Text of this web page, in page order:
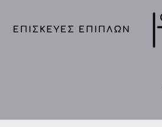
ΕΠΙΣΚΕΥΕΣ ΕΠΙΠΛΩΝ